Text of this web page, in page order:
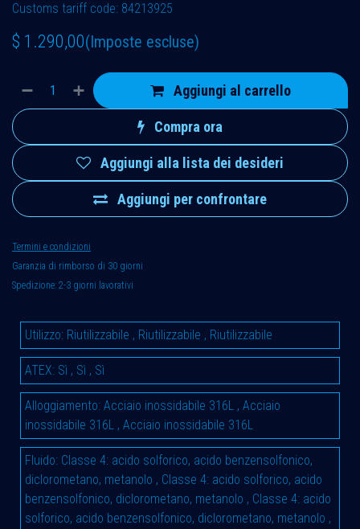
Customs tariff code: 84213925
$ 1.290,00(Imposte escluse)
Aggiungi al carrello
Compra ora
Aggiungi per confrontare
Aggiungi alla lista dei desideri
Termini e condizioni
Garanzia di rimborso di 30 giorni
Spedizione: 2-3 giorni lavorativi
Utilizzo: Riutilizzabile , Riutilizzabile , Riutilizzabile
ATEX: Sì , Sì , Sì
Alloggiamento: Acciaio inossidabile 316L, Acciaio
inossidabile 316L, Acciaio inossidabile 316L
Fluido: Classe 4: acido solforico, acido benzensolfonico,
diclorometano, metanolo , Classe 4: acido solforico, acido
benzensolfonico, diclorometano, metanolo , Classe 4: acido
solforico, acido benzensolfonico, diclorometano, metanolo ,